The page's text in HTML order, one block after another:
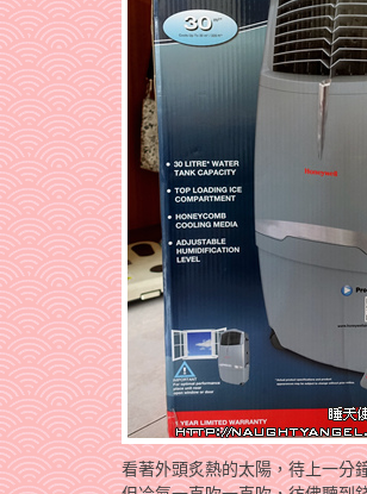
看著外頭炙熱的太陽，待上一分